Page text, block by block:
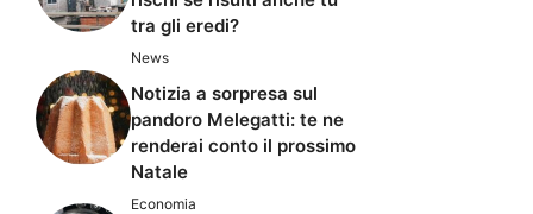
tra gli eredi?
News
Notizia a sorpresa sul
pandoro Melegatti: te ne
renderai conto il prossimo
Natale
Economia